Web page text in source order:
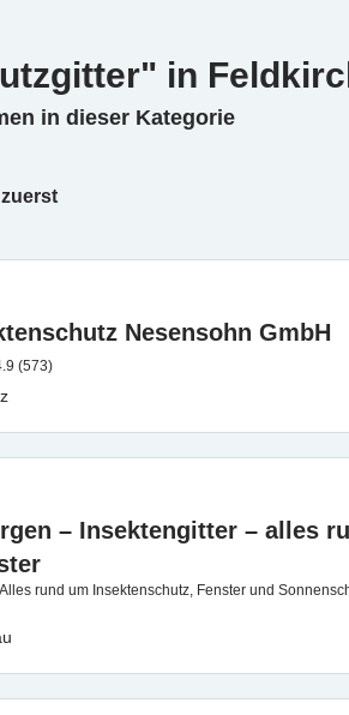
in
in dieser Kategorie
Nesensohn GmbH
(573)
– Insektengitter – alles
rund um Insektenschutz, Fenster und